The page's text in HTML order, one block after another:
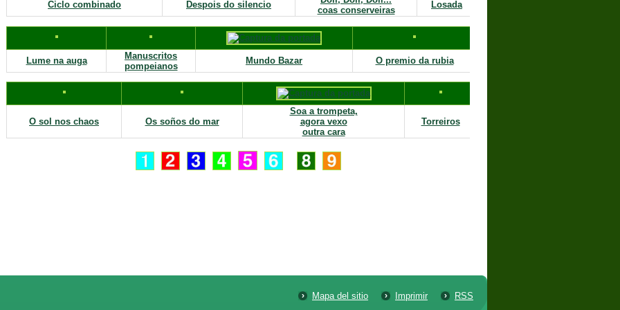
Ciclo combinado Despois do silencio
coas conserveiras
Losada
Lume na auga
Manuscritos
pompeianos
Mundo Bazar O premio da rubia
O sol nos chaos Os soños do mar
Soa a trompeta,
agora vexo
outra cara
Torreiros
Mapa del sitio Imprimir RSS